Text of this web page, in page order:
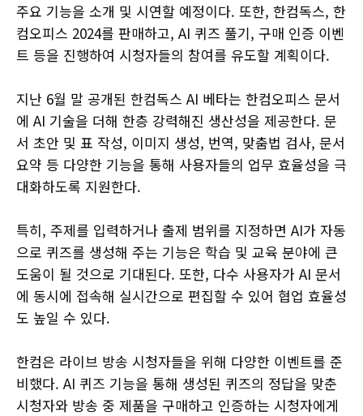
주요 기능을 소개 및 시연할 예정이다. 또한, 한컴독스, 한
컴오피스 2024를 판매하고, AI 퀴즈 풀기, 구매 인증 이벤
트 등을 진행하여 시청자들의 참여를 유도할 계획이다.
지난 6월 말 공개된 한컴독스 AI 베타는 한컴오피스 문서
에 AI 기술을 더해 한층 강력해진 생산성을 제공한다. 문
서 초안 및 표 작성, 이미지 생성, 번역, 맞춤법 검사, 문서
요약 등 다양한 기능을 통해 사용자들의 업무 효율성을 극
대화하도록 지원한다.
특히, 주제를 입력하거나 출제 범위를 지정하면 AI가 자동
으로 퀴즈를 생성해 주는 기능은 학습 및 교육 분야에 큰
도움이 될 것으로 기대된다. 또한, 다수 사용자가 AI 문서
에 동시에 접속해 실시간으로 편집할 수 있어 협업 효율성
도 높일 수 있다.
한컴은 라이브 방송 시청자들을 위해 다양한 이벤트를 준
비했다. AI 퀴즈 기능을 통해 생성된 퀴즈의 정답을 맞춘
시청자와 방송 중 제품을 구매하고 인증하는 시청자에게